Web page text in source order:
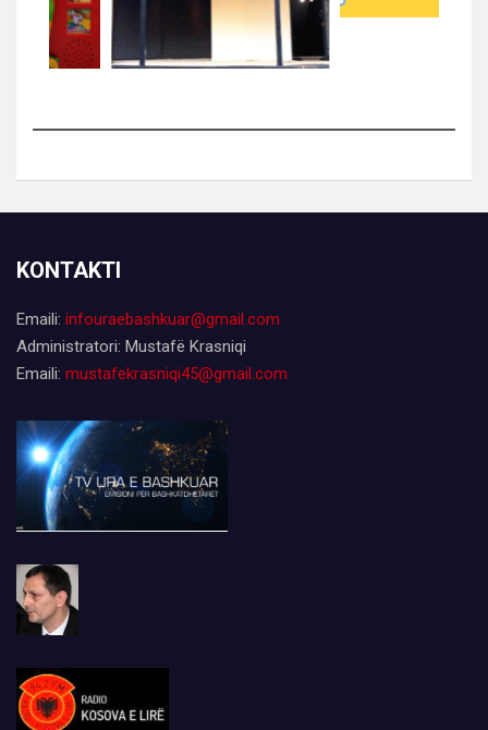
KONTAKTI
Emaili: infouraebashkuar@gmail.com
Administratori: Mustafë Krasniqi
Emaili: mustafekrasniqi45@gmail.com